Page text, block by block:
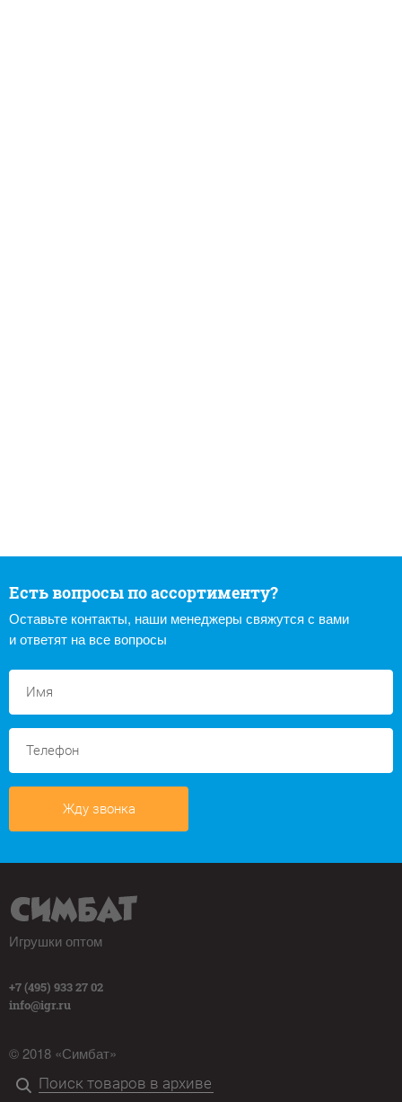
Есть вопросы по ассортименту?
Оставьте контакты, наши менеджеры свяжутся с вами
и ответят на все вопросы
Жду звонка
Игрушки оптом
+7 (495) 933 27 02
info@igr.ru
© 2018 «Симбат»